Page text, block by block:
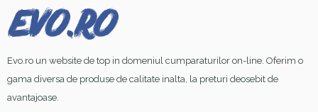
Evo.ro un website de top in domeniul cumparaturilor on-line. Oferim o
gama diversa de produse de calitate inalta, la preturi deosebit de
avantajoase.